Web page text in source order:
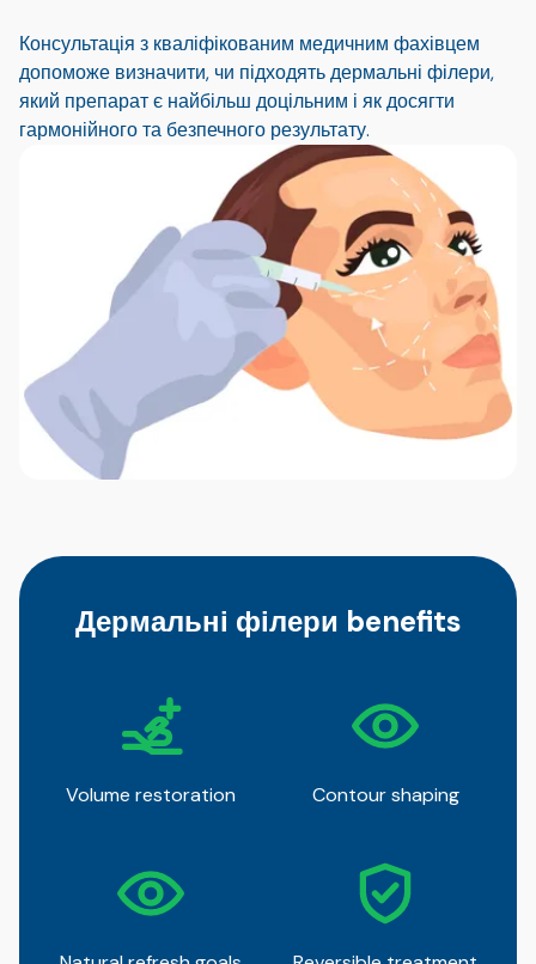
Консультація з кваліфікованим медичним фахівцем
допоможе визначити, чи підходять дермальні філери,
який препарат є найбільш доцільним і як досягти
гармонійного та безпечного результату.
Дермальні філери benefits
Volume restoration Contour shaping